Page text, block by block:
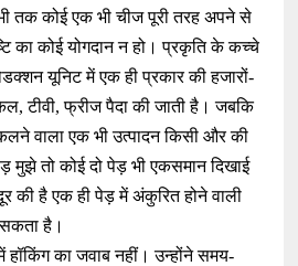
तक कोई एक भी चीज पूरी तरह अपने से
का कोई योगदान न हो। प्रकृति के कच्चे
यूनिट में एक ही प्रकार की हजारों-
टीवी, फ्रीज पैदा की जाती है। जबकि
वाला एक भी उत्पादन किसी और की
मुझे तो कोई दो पेड़ भी एकसमान दिखाई
की है एक ही पेड़ में अंकुरित होने वाली
सकता है।
हॉकिंग का जवाब नहीं। उन्होंने समय-